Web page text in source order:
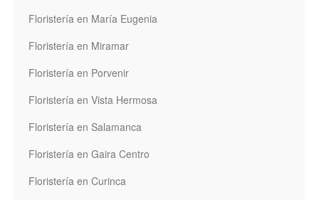
Floristería en María Eugenia
Floristería en Miramar
Floristería en Porvenir
Floristería en Vista Hermosa
Floristería en Salamanca
Floristería en Gaira Centro
Floristería en Curinca